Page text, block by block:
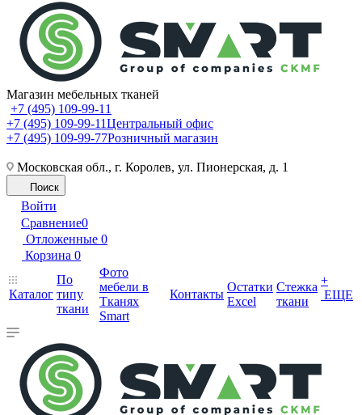
Магазин мебельных тканей
+7 (495) 109-99-11
+7 (495) 109-99-11Центральный офис
+7 (495) 109-99-77Розничный магазин
Московская обл., г. Королев, ул. Пионерская, д. 1
Поиск
Войти
Сравнение0
Отложенные 0
Корзина 0
Каталог
По
типу
ткани
Фото
мебели в
Тканях
Smart
Контакты
Остатки
Excel
Стежка
ткани
+
ЕЩЕ